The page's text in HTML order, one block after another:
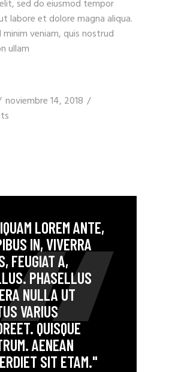
sed do eiusmod tempor
labore et dolore magna aliqua.
veniam, quis nostrud
ullam
noviembre 14, 2018
LOREM ANTE,
IN, VIVERRA
FEUGIAT A,
PHASELLUS
NULLA UT
VARIUS
QUISQUE
AENEAN
SIT ETAM."